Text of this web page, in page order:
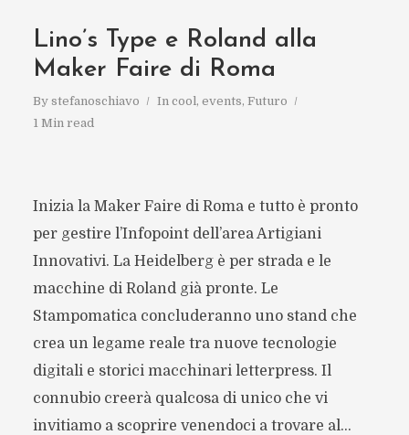
Lino’s Type e Roland alla
Maker Faire di Roma
By stefanoschiavo In cool, events, Futuro
1 Min read
Inizia la Maker Faire di Roma e tutto è pronto
per gestire l’Infopoint dell’area Artigiani
Innovativi. La Heidelberg è per strada e le
macchine di Roland già pronte. Le
Stampomatica concluderanno uno stand che
crea un legame reale tra nuove tecnologie
digitali e storici macchinari letterpress. Il
connubio creerà qualcosa di unico che vi
invitiamo a scoprire venendoci a trovare al...